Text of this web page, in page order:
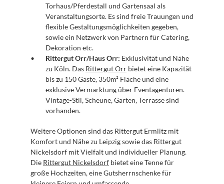
Torhaus/Pferdestall und Gartensaal als
Veranstaltungsorte. Es sind freie Trauungen und
flexible Gestaltungsmöglichkeiten gegeben,
sowie ein Netzwerk von Partnern für Catering,
Dekoration etc.
Rittergut Orr/Haus Orr: Exklusivität und Nähe
zu Köln. Das Rittergut Orr bietet eine Kapazität
bis zu 150 Gäste, 350m² Fläche und eine
exklusive Vermarktung über Eventagenturen.
Vintage-Stil, Scheune, Garten, Terrasse sind
vorhanden.
Weitere Optionen sind das Rittergut Ermlitz mit
Komfort und Nähe zu Leipzig sowie das Rittergut
Nickelsdorf mit Vielfalt und individueller Planung.
Die Rittergut Nickelsdorf bietet eine Tenne für
große Hochzeiten, eine Gutsherrnschenke für